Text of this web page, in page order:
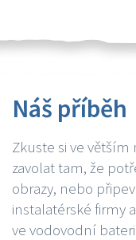
Náš příběh
Zkuste si ve
zavolat tam, že
obrazy, nebo
instalatérské firmy
ve vodovodní